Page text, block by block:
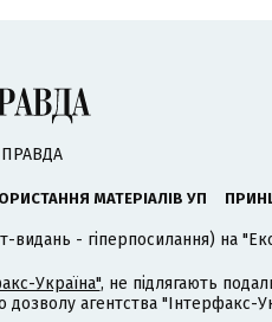
МАТЕРІАЛІВ УП
видань - гіперпосилання) на
Україна", не підлягають
агентства "Інтерфакс-